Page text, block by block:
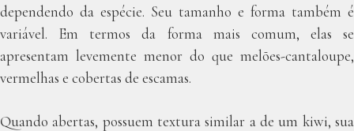
dependendo da espécie. Seu tamanho e forma também é
variável. Em termos da forma mais comum, elas se
apresentam levemente menor do que melões-cantaloupe,
vermelhas e cobertas de escamas.
Quando abertas, possuem textura similar a de um kiwi, sua